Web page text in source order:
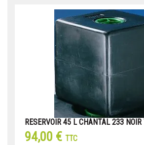
RESERVOIR 45 L CHANTAL 233 NOIR
94,00 € TTC